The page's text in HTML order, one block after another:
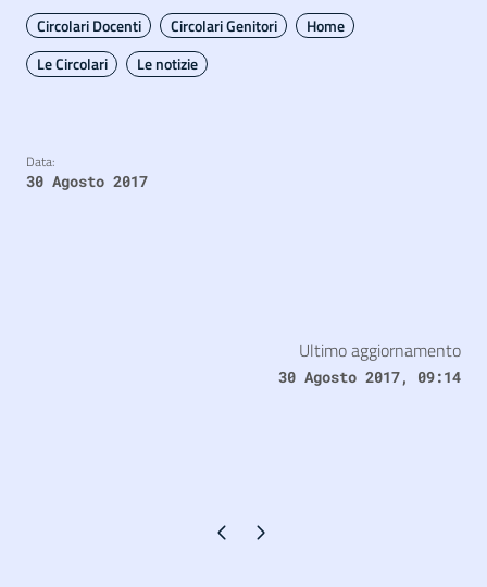
Circolari Docenti
Circolari Genitori
Home
Le Circolari
Le notizie
Data:
30 Agosto 2017
Ultimo aggiornamento
30 Agosto 2017, 09:14
Pagina precedente
Pagina successiva